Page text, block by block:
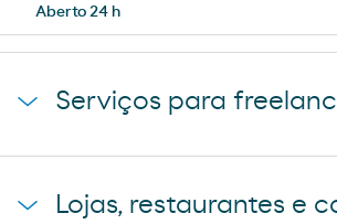
Aberto 24 h
Serviços para
Lojas, restaurantes e